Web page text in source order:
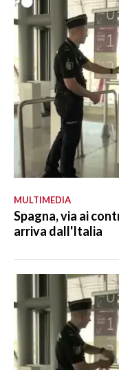
MULTIMEDIA
Spagna, via ai
arriva dall'Italia